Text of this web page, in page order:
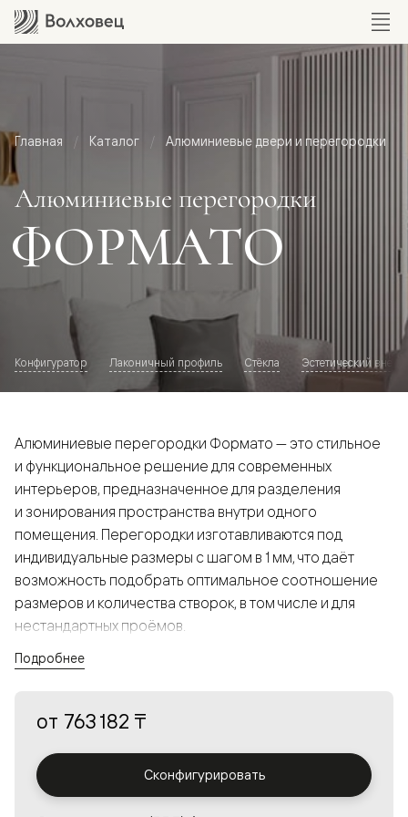
Главная Каталог Алюминиевые двери и перегородки
Алюминиевые перегородки
ФОРМАТО
Конфигуратор Лаконичный профиль Стёкла Эстетический
Алюминиевые перегородки Формато — это стильное
и функциональное решение для современных
интерьеров, предназначенное для разделения
и зонирования пространства внутри одного
помещения. Перегородки изготавливаются под
индивидуальные размеры с шагом в 1 мм, что даёт
возможность подобрать оптимальное соотношение
размеров и количества створок, в том числе и для
нестандартных проёмов.
а большой выбор вставок из стекла с различными
решения в интерьере и варьировать освещённость.
Подробнее
от 763 182 ₸
Сконфигурировать